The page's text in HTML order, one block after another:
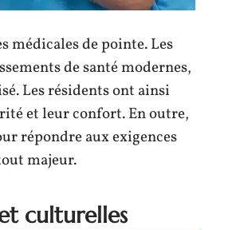
médicales de pointe. Les
de santé modernes,
Les résidents ont ainsi
et leur confort. En outre,
répondre aux exigences
majeur.
culturelles